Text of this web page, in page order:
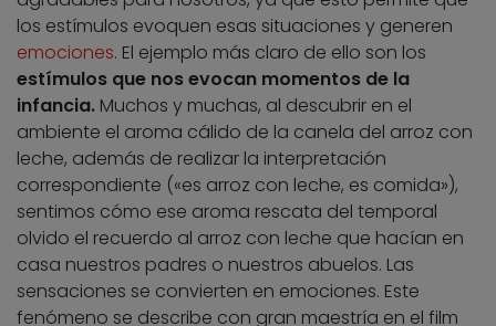
los estímulos evoquen esas situaciones y generen
emociones. El ejemplo más claro de ello son los
estímulos que nos evocan momentos de la
infancia. Muchos y muchas, al descubrir en el
ambiente el aroma cálido de la canela del arroz con
leche, además de realizar la interpretación
correspondiente («es arroz con leche, es comida»),
sentimos cómo ese aroma rescata del temporal
olvido el recuerdo al arroz con leche que hacían en
casa nuestros padres o nuestros abuelos. Las
sensaciones se convierten en emociones. Este
fenómeno se describe con gran maestría en el film